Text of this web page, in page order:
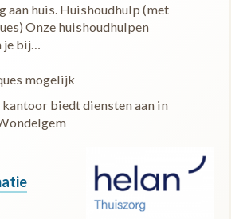
aan huis. Huishoudhulp (met
Onze huishoudhulpen
bij…
mogelijk
biedt diensten aan in